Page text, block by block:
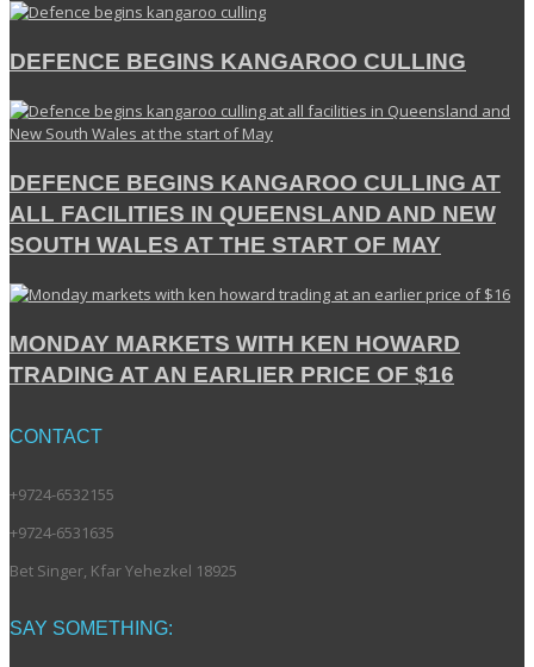
DEFENCE BEGINS KANGAROO CULLING
DEFENCE BEGINS KANGAROO CULLING AT
ALL FACILITIES IN QUEENSLAND AND NEW
SOUTH WALES AT THE START OF MAY
MONDAY MARKETS WITH KEN HOWARD
TRADING AT AN EARLIER PRICE OF $16
CONTACT
+9724-6532155
+9724-6531635
Bet Singer, Kfar Yehezkel 18925
SAY SOMETHING: